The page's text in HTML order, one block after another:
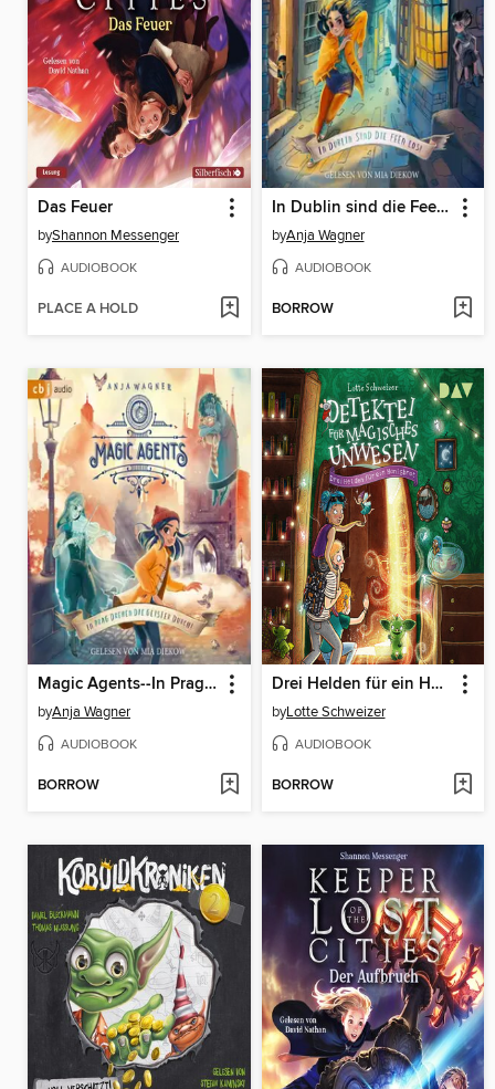
Das Feuer
byShannon Messenger
AUDIOBOOK
PLACE A HOLD
In Dublin sind die Feen los!
byAnja Wagner
AUDIOBOOK
BORROW
Magic Agents--In Prag drehen die Geister durch!
byAnja Wagner
AUDIOBOOK
BORROW
Drei Helden für ein Honigbrot--Detektei für magisches Unwesen, Band 1
byLotte Schweizer
AUDIOBOOK
BORROW